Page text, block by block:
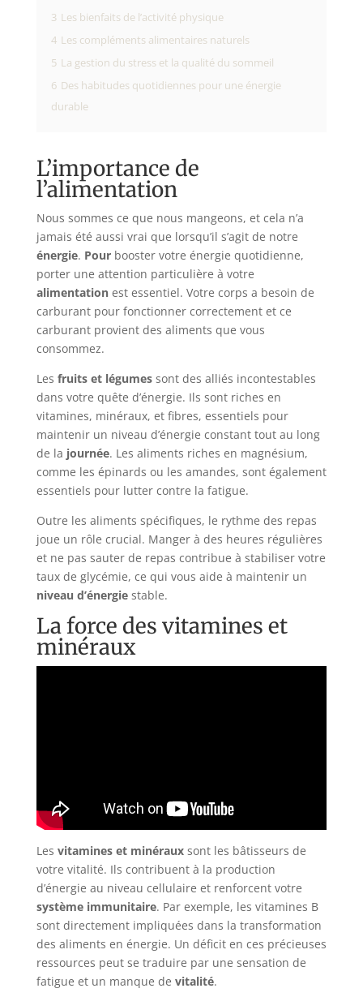
3 Les bienfaits de l’activité physique
4 Les compléments alimentaires naturels
5 La gestion du stress et la qualité du sommeil
6 Des habitudes quotidiennes pour une énergie
durable
L’importance de
l’alimentation
Nous sommes ce que nous mangeons, et cela n’a
jamais été aussi vrai que lorsqu’il s’agit de notre
énergie. Pourbooster votre énergie quotidienne,
porter une attention particulière à votre
alimentationest essentiel. Votre corps a besoin de
carburant pour fonctionner correctement et ce
carburant provient des aliments que vous
consommez.
Les fruits et légumessont des alliés incontestables
dans votre quête d’énergie. Ils sont riches en
vitamines, minéraux, et fibres, essentiels pour
maintenir un niveau d’énergie constant tout au long
de la journée. Les aliments riches en magnésium,
comme les épinards ou les amandes, sont également
essentiels pour lutter contre la fatigue.
Outre les aliments spécifiques, le rythme des repas
joue un rôle crucial. Manger à des heures régulières
et ne pas sauter de repas contribue à stabiliser votre
taux de glycémie, ce qui vous aide à maintenir un
niveau d’énergiestable.
La force des vitamines et
minéraux
Les vitamines et minérauxsont les bâtisseurs de
votre vitalité. Ils contribuent à la production
d’énergie au niveau cellulaire et renforcent votre
système immunitaire. Par exemple, les vitamines B
sont directement impliquées dans la transformation
des aliments en énergie. Un déficit en ces précieuses
ressources peut se traduire par une sensation de
fatigue et un manque de vitalité.